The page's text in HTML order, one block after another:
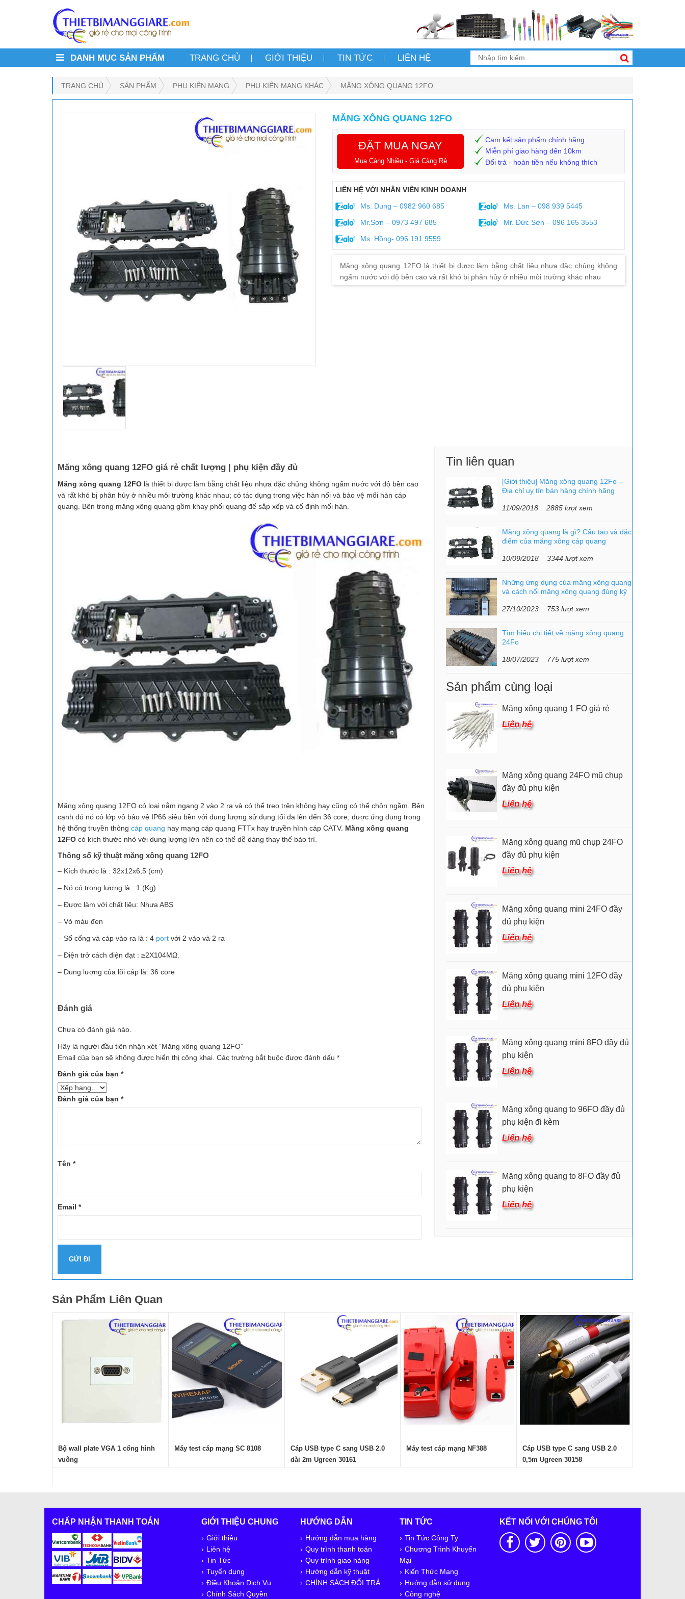
DANH MỤC SẢN PHẨM TRANG CHỦ GIỚI THIỆU TIN TỨC LIÊN HỆ
TRANG CHỦ SẢN PHẨM PHỤ KIỆN MẠNG PHỤ KIỆN MẠNG KHÁC MĂNG XÔNG QUANG 12FO
MĂNG XÔNG QUANG 12FO
ĐẶT MUA NGAY
Mua Càng Nhiều - Giá Càng Rẻ
Cam kết sản phẩm chính hãng
Miễn phí giao hàng đến 10km
Đổi trả - hoàn tiền nếu không thích
LIÊN HỆ VỚI NHÂN VIÊN KINH DOANH
Ms. Dung – 0982 960 685
Ms. Lan – 098 939 5445
Mr.Sơn – 0973 497 685
Mr. Đức Sơn – 096 165 3553
Ms. Hồng- 096 191 9559
Măng xông quang 12FO là thiết bị được làm bằng chất liệu nhựa đặc chủng không
ngấm nước với độ bền cao và rất khó bị phân hủy ở nhiều môi trường khác nhau
Măng xông quang 12FO giá rẻ chất lượng | phụ kiện đầy đủ
Măng xông quang 12FO là thiết bị được làm bằng chất liệu nhựa đặc chủng không ngấm nước với độ bền cao
và rất khó bị phân hủy ở nhiều môi trường khác nhau; có tác dụng trong việc hàn nối và bảo vệ mối hàn cáp
quang. Bên trong măng xông quang gồm khay phối quang để sắp xếp và cố định mối hàn.
Măng xông quang 12FO có loại nằm ngang 2 vào 2 ra và có thể treo trên không hay cũng có thể chôn ngầm. Bên
cạnh đó nó có lớp vỏ bảo vệ IP66 siêu bền với dung lượng sử dụng tối đa lên đến 36 core; được ứng dụng trong
hệ thống truyền thông cáp quang hay mạng cáp quang FTTx hay truyền hình cáp CATV. Măng xông quang
12FO có kích thước nhỏ với dung lượng lớn nên có thể dễ dàng thay thế bảo trì.
Thông số kỹ thuật măng xông quang 12FO
– Kích thước là : 32x12x6,5 (cm)
– Nó có trọng lượng là : 1 (Kg)
– Được làm với chất liệu: Nhựa ABS
– Vỏ màu đen
– Số cổng và cáp vào ra là : 4 port với 2 vào và 2 ra
– Điện trở cách điện đạt : ≥2X104MΩ.
– Dung lượng của lõi cáp là: 36 core
Đánh giá
Chưa có đánh giá nào.
Hãy là người đầu tiên nhận xét “Măng xông quang 12FO”
Email của bạn sẽ không được hiển thị công khai. Các trường bắt buộc được đánh dấu *
Đánh giá của bạn *
Đánh giá của bạn *
Tên *
Email *
Tin liên quan
[Giới thiệu] Măng xông quang 12Fo –
Địa chỉ uy tín bán hàng chính hãng
11/09/2018 2885 lượt xem
Măng xông quang là gì? Cấu tạo và đặc
điểm của măng xông cáp quang
10/09/2018 3344 lượt xem
Những ứng dụng của măng xông quang
và cách nối măng xông quang đúng kỹ
27/10/2023
753 lượt xem
Tìm hiểu chi tiết về măng xông quang
24Fo
18/07/2023 775 lượt xem
Sản phẩm cùng loại
Măng xông quang 1 FO giá rẻ
Liên hệ
Măng xông quang 24FO mũ chụp
đầy đủ phụ kiện
Liên hệ
Măng xông quang mũ chụp 24FO
đầy đủ phụ kiện
Liên hệ
Măng xông quang mini 24FO đầy
đủ phụ kiện
Liên hệ
Măng xông quang mini 12FO đầy
đủ phụ kiện
Liên hệ
Măng xông quang mini 8FO đầy đủ
phụ kiện
Liên hệ
Măng xông quang to 96FO đầy đủ
phụ kiện đi kèm
Liên hệ
Măng xông quang to 8FO đầy đủ
phụ kiện
Liên hệ
Sản Phẩm Liên Quan
Bộ wall plate VGA 1 cổng hình
vuông
Máy test cáp mạng SC 8108
Cáp USB type C sang USB 2.0
dài 2m Ugreen 30161
Máy test cáp mạng NF388
Cáp USB type C sang USB 2.0
0,5m Ugreen 30158
CHẤP NHẬN THANH TOÁN GIỚI THIỆU CHUNG
Giới thiệu
Liên hệ
Tin Tức
Tuyển dụng
Điều Khoản Dịch Vụ
Chính Sách Quyền
HƯỚNG DẪN
Hướng dẫn mua hàng
Quy trình thanh toán
Quy trình giao hàng
Hướng dẫn kỹ thuật
CHÍNH SÁCH ĐỔI TRẢ
TIN TỨC
Tin Tức Công Ty
Chương Trình Khuyến
Mại
Kiến Thức Mạng
Hướng dẫn sử dụng
Công nghệ
KẾT NỐI VỚI CHÚNG TÔI